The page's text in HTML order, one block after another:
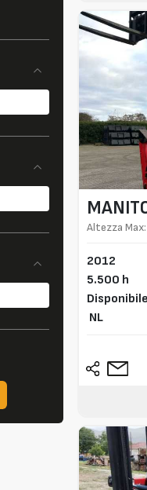
Altezza
2012
5.500 h
Disponibile
NL